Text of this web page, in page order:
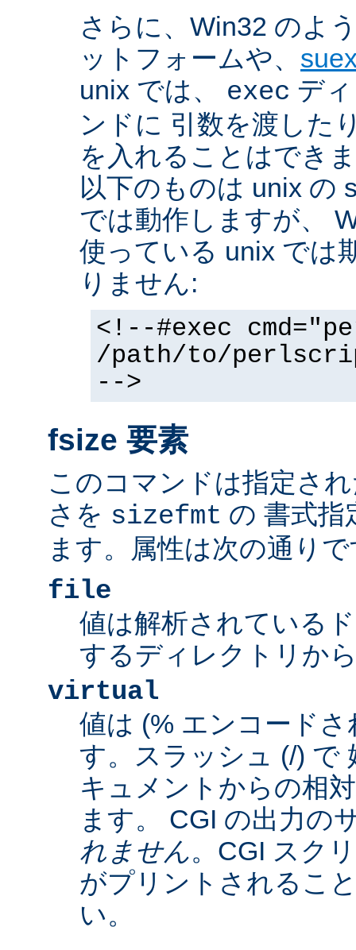
さらに、Win32 のよ
ットフォームや、
unix では、 exec デ
ンドに 引数を渡した
を入れることはでき
以下のものは unix の
では動作しますが、
使っている unix では
りません:
<!--#exec
/path/to/
-->
fsize 要素
このコマンドは指定さ
さを sizefmt の 書式指
ます。属性は次の通り
file
値は解析されている
するディレクトリか
virtual
値は (% エンコード
す。スラッシュ (/) で
キュメントからの相
ます。 CGI の出力の
れません。CGI スク
がプリントされるこ
い。